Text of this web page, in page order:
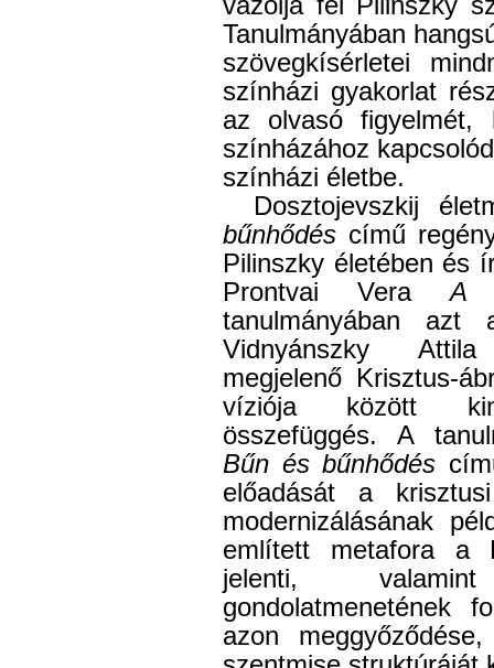
vázolja fel Pilinszky
Tanulmányában
szövegkísérletei
színházi gyakorlat
az olvasó figyelmét,
színházához
színházi életbe.
Dosztojevszkij
bűnhődés című
Pilinszky életében és
Prontvai VeraA
tanulmányában
Vidnyánszky
megjelenő Krisztus-
víziója között
összefüggés. A
Bűn és bűnhődés
előadását a
modernizálásának
említett metafora a
jelenti,
gondolatmenetének
azon